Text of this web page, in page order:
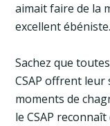
aimait faire de la
excellent ébéniste.
Sachez que
CSAP offrent
moments de
le CSAP